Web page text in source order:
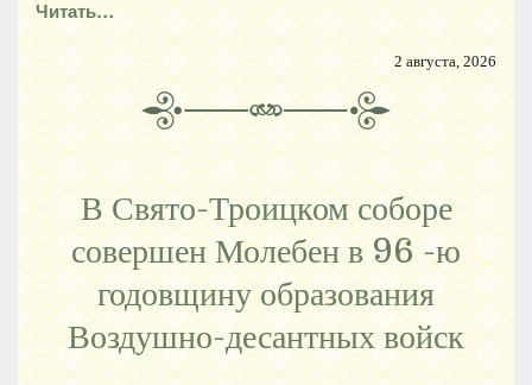
Читать…
2 августа, 2026
В Свято-Троицком соборе
совершен Молебен в 96 -ю
годовщину образования
Воздушно-десантных войск